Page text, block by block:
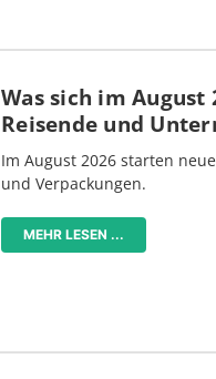
Was sich im
Reisende und
Im August 2026 starten
und Verpackungen.
MEHR LESEN ...